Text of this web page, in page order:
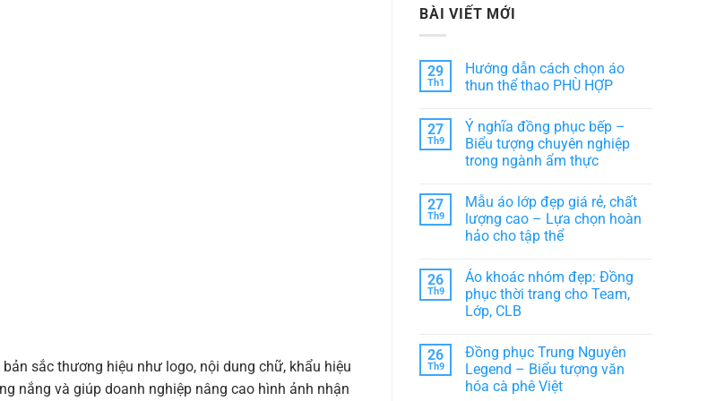
sắc thương hiệu như logo, nội dung chữ, khẩu hiệu
nắng và giúp doanh nghiệp nâng cao hình ảnh nhận
BÀI VIẾT MỚI
29
Th1
Hướng dẫn cách chọn áo
thun thể thao PHÙ HỢP
có
bình
luận
ở
Hướng
chọn
áo
thun
thể
thao
HỢP
27
Th9
Ý nghĩa đồng phục bếp –
Biểu tượng chuyên nghiệp
trong ngành ẩm thực
bình
luận
ở
Ý
phục
bếp
–
Biểu
tượng
trong
ngành
ẩm
thực
27
Th9
Mẫu áo lớp đẹp giá rẻ, chất
lượng cao – Lựa chọn hoàn
hảo cho tập thể
có
bình
luận
ở
Mẫu
đẹp
giá
rẻ,
chất
lượng
26
Th9
Áo khoác nhóm đẹp: Đồng
phục thời trang cho Team,
Lớp, CLB
bình
luận
ở
Áo
26
Th9
Đồng phục Trung Nguyên
Legend – Biểu tượng văn
hóa cà phê Việt